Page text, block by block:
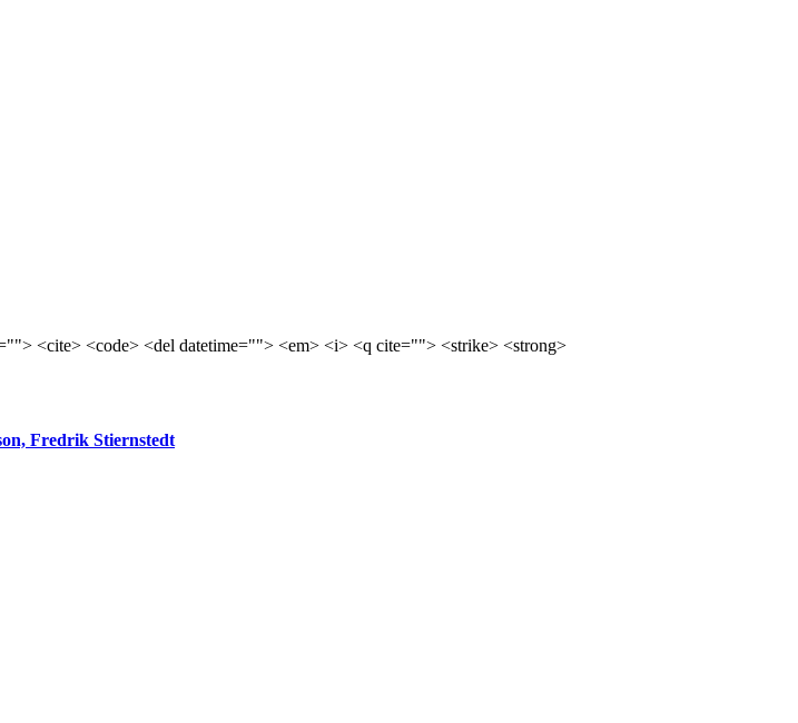
<cite> <code> <del datetime=""> <em> <i> <q cite=""> <strike> <strong>
Fredrik Stiernstedt